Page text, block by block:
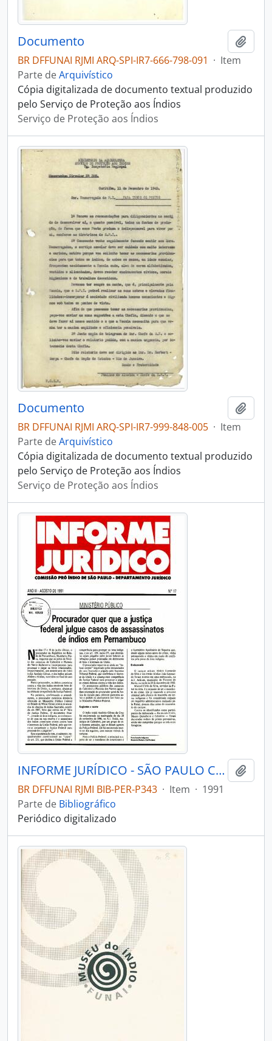
Documento
BR DFFUNAI RJMI ARQ-SPI-IR7-666-798-091 · Item
Parte deArquivístico
Cópia digitalizada de documento textual produzido
pelo Serviço de Proteção aos Índios
Serviço de Proteção aos Índios
Documento
BR DFFUNAI RJMI ARQ-SPI-IR7-999-848-005 · Item
Parte deArquivístico
Cópia digitalizada de documento textual produzido
pelo Serviço de Proteção aos Índios
Serviço de Proteção aos Índios
INFORME JURÍDICO - SÃO PAULO COMISSÃO PRÓ-ÍNDIO DE SÃO PAULO - DEPARTAMENTO JURÍDICO - 1991 - Nº17
BR DFFUNAI RJMI BIB-PER-P343 · Item · 1991
Parte de Bibliográfico
Periódico digitalizado